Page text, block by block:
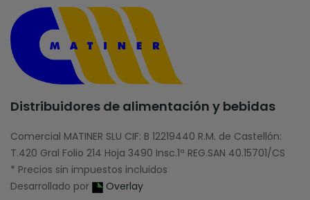
Distribuidores de alimentación y bebidas
Comercial MATINER SLU CIF: B 12219440 R.M. de Castellón:
T.420 Gral Folio 214 Hoja 3490 Insc.1ª REG.SAN 40.15701/CS
* Precios sin impuestos incluidos
Desarrollado por
Overlay